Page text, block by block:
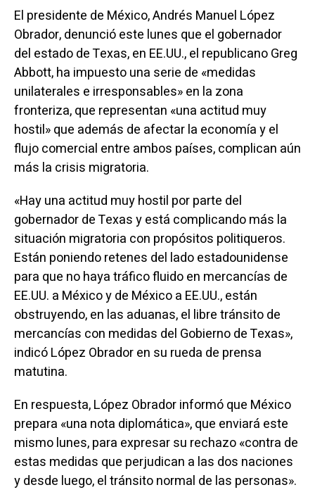
El presidente de México, Andrés Manuel López
Obrador, denunció este lunes que el gobernador
del estado de Texas, en EE.UU., el republicano Greg
Abbott, ha impuesto una serie de «medidas
unilaterales e irresponsables» en la zona
fronteriza, que representan «una actitud muy
hostil» que además de afectar la economía y el
flujo comercial entre ambos países, complican aún
más la crisis migratoria.
«Hay una actitud muy hostil por parte del
gobernador de Texas y está complicando más la
situación migratoria con propósitos politiqueros.
Están poniendo retenes del lado estadounidense
para que no haya tráfico fluido en mercancías de
EE.UU. a México y de México a EE.UU., están
obstruyendo, en las aduanas, el libre tránsito de
mercancías con medidas del Gobierno de Texas»,
indicó López Obrador en su rueda de prensa
matutina.
En respuesta, López Obrador informó que México
prepara «una nota diplomática», que enviará este
mismo lunes, para expresar su rechazo «contra de
estas medidas que perjudican a las dos naciones
y desde luego, el tránsito normal de las personas».